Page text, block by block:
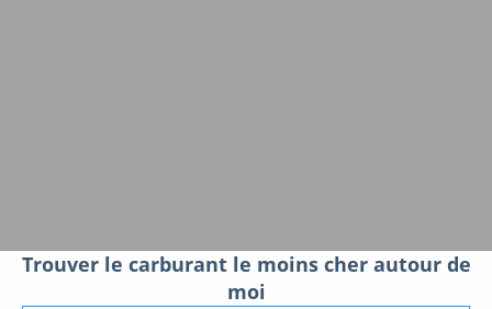
Trouver le carburant le moins cher autour de
moi